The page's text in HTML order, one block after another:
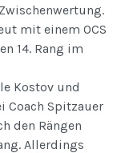
mit einem OCS
14. Rang im
Kostov und
Coach Spitzauer
den Rängen
Allerdings